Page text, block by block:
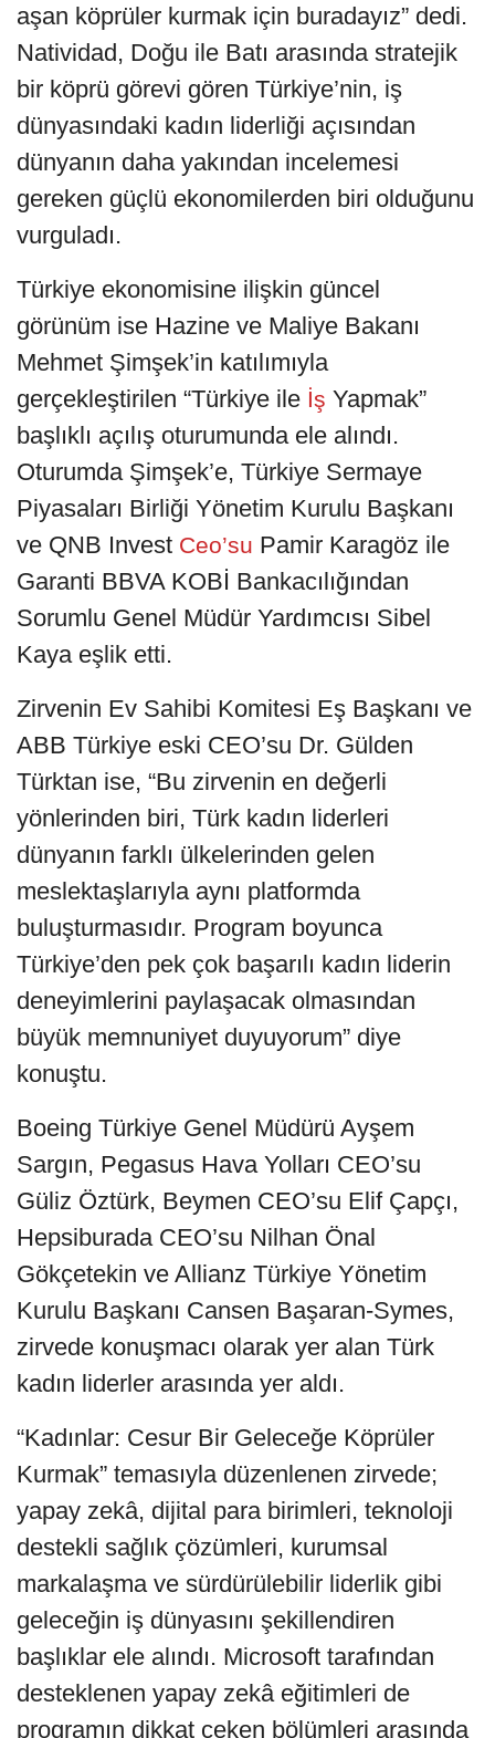
aşan köprüler kurmak için buradayız” dedi.
Natividad, Doğu ile Batı arasında stratejik
bir köprü görevi gören Türkiye’nin, iş
dünyasındaki kadın liderliği açısından
dünyanın daha yakından incelemesi
gereken güçlü ekonomilerden biri olduğunu
vurguladı.
Türkiye ekonomisine ilişkin güncel
görünüm ise Hazine ve Maliye Bakanı
Mehmet Şimşek’in katılımıyla
gerçekleştirilen “Türkiye ile İş Yapmak”
başlıklı açılış oturumunda ele alındı.
Oturumda Şimşek’e, Türkiye Sermaye
Piyasaları Birliği Yönetim Kurulu Başkanı
ve QNB Invest Ceo’su Pamir Karagöz ile
Garanti BBVA KOBİ Bankacılığından
Sorumlu Genel Müdür Yardımcısı Sibel
Kaya eşlik etti.
Zirvenin Ev Sahibi Komitesi Eş Başkanı ve
ABB Türkiye eski CEO’su Dr. Gülden
Türktan ise, “Bu zirvenin en değerli
yönlerinden biri, Türk kadın liderleri
dünyanın farklı ülkelerinden gelen
meslektaşlarıyla aynı platformda
buluşturmasıdır. Program boyunca
Türkiye’den pek çok başarılı kadın liderin
deneyimlerini paylaşacak olmasından
büyük memnuniyet duyuyorum” diye
konuştu.
Boeing Türkiye Genel Müdürü Ayşem
Sargın, Pegasus Hava Yolları CEO’su
Güliz Öztürk, Beymen CEO’su Elif Çapçı,
Hepsiburada CEO’su Nilhan Önal
Gökçetekin ve Allianz Türkiye Yönetim
Kurulu Başkanı Cansen Başaran-Symes,
zirvede konuşmacı olarak yer alan Türk
kadın liderler arasında yer aldı.
“Kadınlar: Cesur Bir Geleceğe Köprüler
Kurmak” temasıyla düzenlenen zirvede;
yapay zekâ, dijital para birimleri, teknoloji
destekli sağlık çözümleri, kurumsal
markalaşma ve sürdürülebilir liderlik gibi
geleceğin iş dünyasını şekillendiren
başlıklar ele alındı. Microsoft tarafından
desteklenen yapay zekâ eğitimleri de
programın dikkat çeken bölümleri arasında